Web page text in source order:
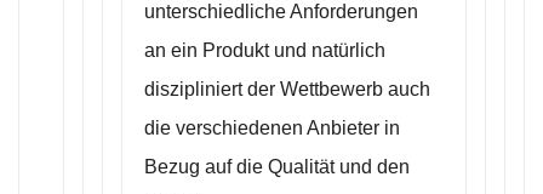
unterschiedliche Anforderungen
an ein Produkt und natürlich
diszipliniert der Wettbewerb auch
die verschiedenen Anbieter in
Bezug auf die Qualität und den